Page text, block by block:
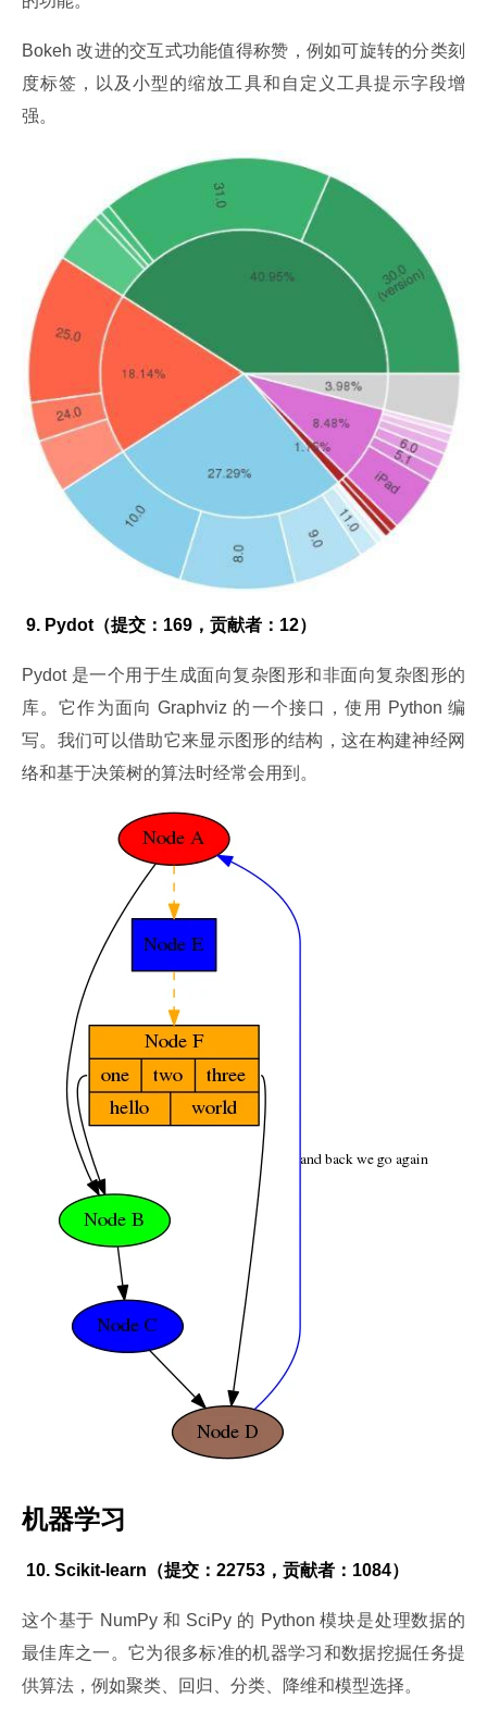
Bokeh 改进的交互式功能值得称赞，例如可旋转的分类刻
度标签，以及小型的缩放工具和自定义工具提示字段增
强。
9. Pydot（提交：169，贡献者：12）
Pydot 是一个用于生成面向复杂图形和非面向复杂图形的
库。它作为面向 Graphviz 的一个接口，使用 Python 编
写。我们可以借助它来显示图形的结构，这在构建神经网
络和基于决策树的算法时经常会用到。
机器学习
10. Scikit-learn（提交：22753，贡献者：1084）
这个基于 NumPy 和 SciPy 的 Python 模块是处理数据的
最佳库之一。它为很多标准的机器学习和数据挖掘任务提
供算法，例如聚类、回归、分类、降维和模型选择。